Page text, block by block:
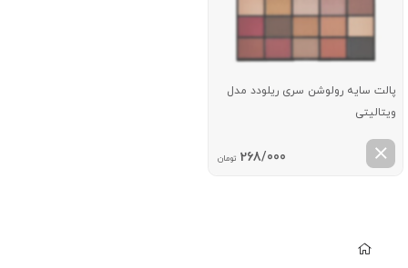
پالت سایه رولوشن سری ریلودد مدل
ویتالیتی
268/000 تومان